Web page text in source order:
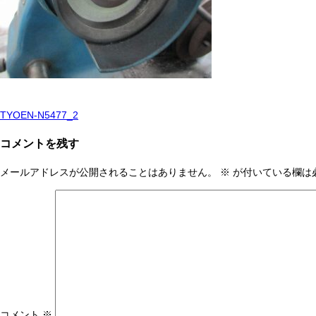
投
稿
ナ
TYOEN-N5477_2
コメントを残す
メールアドレスが公開されることはありません。 ※ が付いている欄は